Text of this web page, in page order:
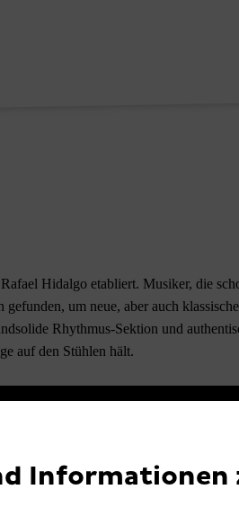
Hidalgo etabliert. Musiker, die
um neue, aber auch
Rhythmus-Sektion und
auf den Stühlen hält.
Informationen